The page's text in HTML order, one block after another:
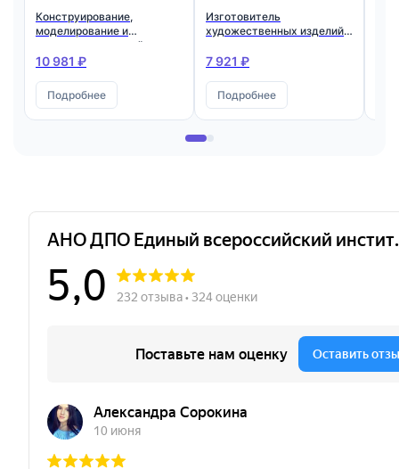
Конструирование,
моделирование и
технология изделий из
кожи. Квалификация:
10 981 ₽
Подробнее
Изготовитель
художественных изделий
7 921 ₽
Подробнее